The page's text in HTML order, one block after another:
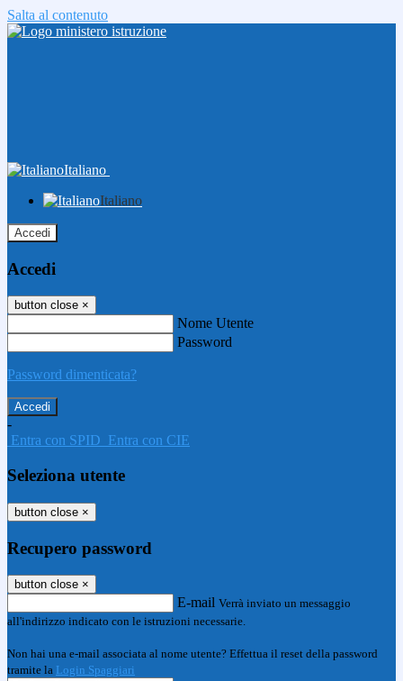
Salta al contenuto
Italiano
Italiano
Accedi
Accedi
button close ×
Nome Utente
Password
Password dimenticata?
-
Entra con SPID Entra con CIE
Seleziona utente
button close ×
Recupero password
button close ×
E-mail Verrà inviato un messaggio
all'indirizzo indicato con le istruzioni necessarie.
Non hai una e-mail associata al nome utente? Effettua il reset della password
tramite la Login Spaggiari